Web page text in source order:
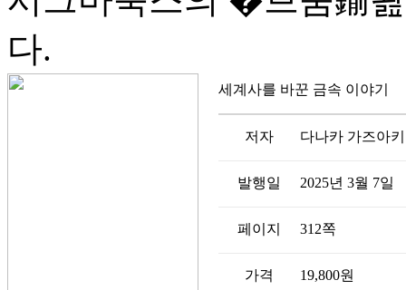
다.
세계사를 바꾼 금속 이야기
저자 다나카 가즈아키
발행일 2025년 3월 7일
페이지 312쪽
가격 19,800원